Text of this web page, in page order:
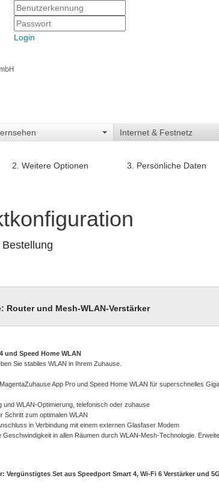
Login
Internet & Festnetz
2. Weitere Optionen 3. Persönliche Daten
Router und Mesh-WLAN-Verstärker
und Speed Home WLAN
Sie stabiles WLAN in Ihrem Zuhause.
App Pro und Speed Home WLAN für superschnelles
und WLAN-Optimierung, telefonisch oder zuhause
Schritt zum optimalen WLAN
in Verbindung mit einem externen Glasfaser Modem
Geschwindigkeit in allen Räumen durch WLAN-Mesh-Technologie.
Vergünstigtes Set aus Speedport Smart 4, Wi-Fi 6 Verstärker und